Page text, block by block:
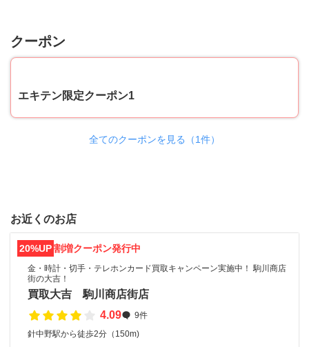
クーポン
エキテン限定クーポン1
全てのクーポンを見る（1件）
お近くのお店
20%UP割増クーポン発行中
金・時計・切手・テレホンカード買取キャンペーン実施中！ 駒川商店
街の大吉！
買取大吉 駒川商店街店
4.09
9件
針中野駅から徒歩2分（150m)